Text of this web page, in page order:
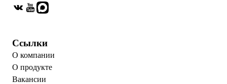
Ссылки
О компании
О продукте
Вакансии